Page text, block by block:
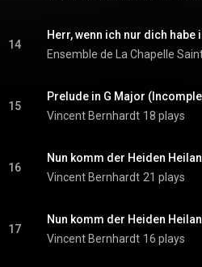
14
Herr, wenn ich nur dich habe
15
Prelude in G Major
Vincent Bernhardt 18 plays
16
Nun komm der Heiden
Vincent Bernhardt 21 plays
17
Nun komm der Heiden
Vincent Bernhardt 16 plays